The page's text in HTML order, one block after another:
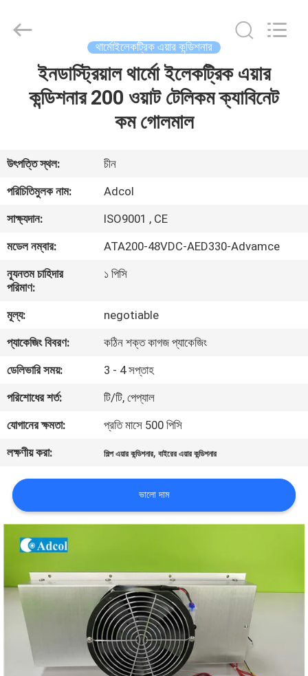
ভিডিও
সম্পর্কে
কারখানা
মান
নিয়ন্ত্রণ
করুন
খবর
মামলা
সাইট
ম্যাপ
PRIVACY
POLICY
থার্মোইলেকট্রিক এয়ার কন্ডিশনার
ইনডাস্ট্রিয়াল থার্মো ইলেকট্রিক এয়ার
কন্ডিশনার 200 ওয়াট টেলিকম ক্যাবিনেট
কম গোলমাল
উৎপত্তি স্থল:
চীন
পরিচিতিমুলক নাম:
Adcol
সাক্ষ্যদান:
ISO9001 , CE
মডেল নম্বার:
ATA200-48VDC-AED330-Advamce
ন্যূনতম চাহিদার
পরিমাণ:
১ পিসি
মূল্য:
negotiable
প্যাকেজিং বিবরণ:
কঠিন শক্ত কাগজ প্যাকেজিং
ডেলিভারি সময়:
3 - 4 সপ্তাহ
পরিশোধের শর্ত:
টি/টি, পেপ্যাল
যোগানের ক্ষমতা:
প্রতি মাসে 500 পিসি
লক্ষণীয় করা:
শিল্প এয়ার কন্ডিশনার,বাইরের এয়ার কন্ডিশনার
ভালো দাম